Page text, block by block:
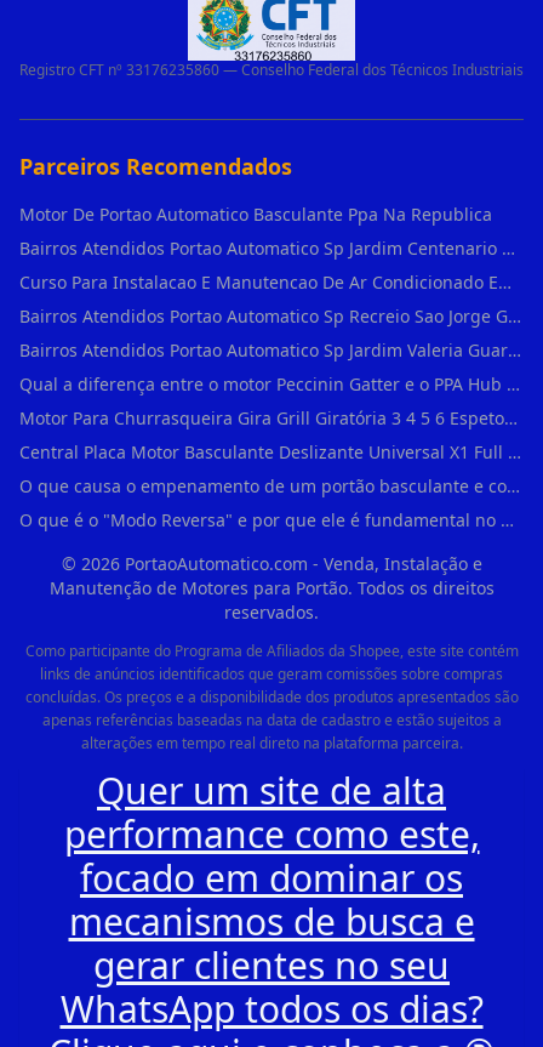
Registro CFT nº 33176235860 — Conselho Federal dos Técnicos Industriais
Parceiros Recomendados
Motor De Portao Automatico Basculante Ppa Na Republica
Bairros Atendidos Portao Automatico Sp Jardim Centenario Guarulhos Sp Motor Para Portao Automatico Eletronico
Curso Para Instalacao E Manutencao De Ar Condicionado Em Sao Paulo
Bairros Atendidos Portao Automatico Sp Recreio Sao Jorge Guarulhos Sp Motor Para Portao Automatico Eletronico
Bairros Atendidos Portao Automatico Sp Jardim Valeria Guarulhos Sp Motor Para Portao Automatico Eletronico
Qual a diferença entre o motor Peccinin Gatter e o PPA Hub em Vila Romana?
Motor Para Churrasqueira Gira Grill Giratória 3 4 5 6 Espetos Gme Maxtorque Bivo em Cidade Dutra
Central Placa Motor Basculante Deslizante Universal X1 Full Range 433mhz em Vila Prudente
O que causa o empenamento de um portão basculante e como evitar em Campo Belo?
O que é o "Modo Reversa" e por que ele é fundamental no dia a dia em Itapevi?
© 2026PortaoAutomatico.com - Venda, Instalação e
Manutenção de Motores para Portão. Todos os direitos
reservados.
Como participante do Programa de Afiliados da Shopee, este site contém
links de anúncios identificados que geram comissões sobre compras
concluídas. Os preços e a disponibilidade dos produtos apresentados são
apenas referências baseadas na data de cadastro e estão sujeitos a
alterações em tempo real direto na plataforma parceira.
Quer um site de alta
performance como este,
focado em dominar os
mecanismos de busca e
gerar clientes no seu
WhatsApp todos os dias?